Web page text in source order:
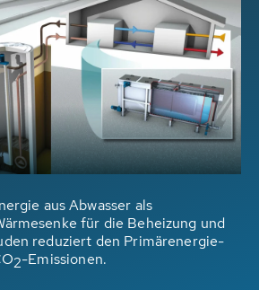
aus Abwasser als
für die Beheizung und
reduziert den Primärenergie-
2-Emissionen.